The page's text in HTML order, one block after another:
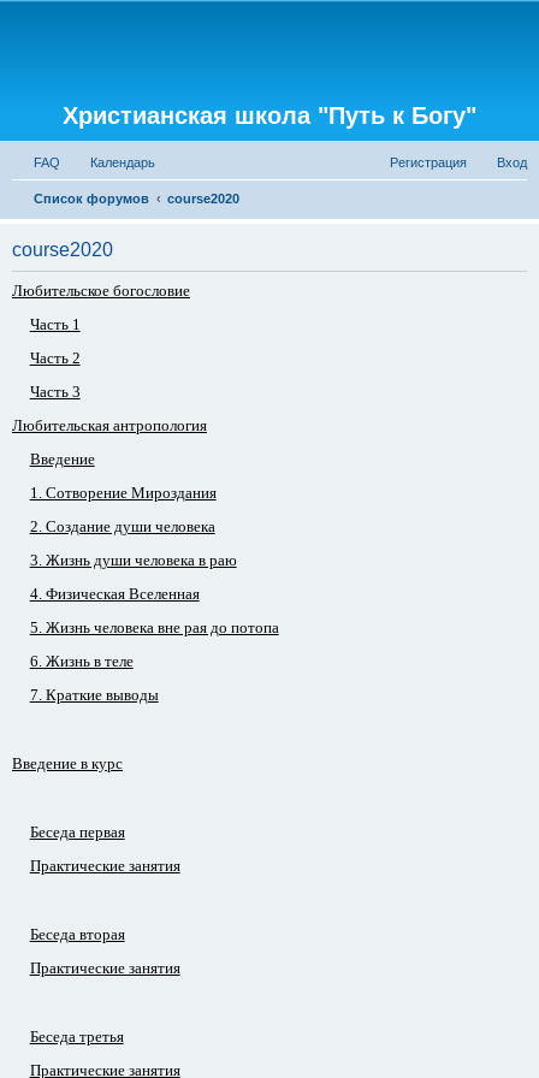
Христианская школа "Путь к Богу"
FAQ Календарь Вход
Регистрация
Список форумов course2020
course2020
Любительское богословие
Часть 1
Часть 2
Часть 3
Любительская антропология
Введение
1. Сотворение Мироздания
2. Создание души человека
3. Жизнь души человека в раю
4. Физическая Вселенная
5. Жизнь человека вне рая до потопа
6. Жизнь в теле
7. Краткие выводы
Введение в курс
Беседа первая
Практические занятия
Беседа вторая
Практические занятия
Беседа третья
Практические занятия